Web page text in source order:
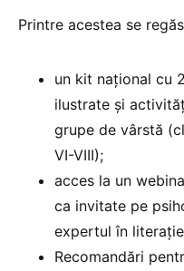
Printre acestea se
un kit național cu
ilustrate și
grupe de vârstă
VI-VIII);
acces la un
ca invitate pe
expertul în
Recomandări